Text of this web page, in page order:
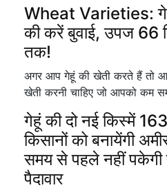
Wheat Varieties:
की करें बुवाई, उपज 66
तक!
अगर आप गेहूं की खेती करते हैं तो
खेती करनी चाहिए जो आपको कम
गेहूं की दो नई किस्में
किसानों को बनायेंगी
समय से पहले नहीं
पैदावार